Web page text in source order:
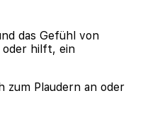
das Gefühl von
oder hilft, ein
Plaudern an oder